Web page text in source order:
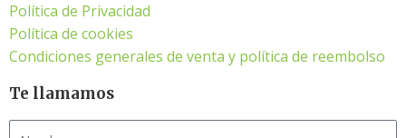
Política de Privacidad
Política de cookies
Condiciones generales de venta y política de reembolso
Te llamamos